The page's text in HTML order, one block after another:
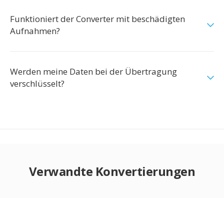
Funktioniert der Converter mit beschädigten
Aufnahmen?
Werden meine Daten bei der Übertragung
verschlüsselt?
Verwandte Konvertierungen